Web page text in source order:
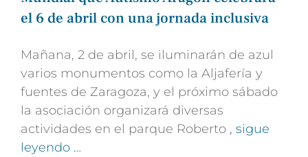
el 6 de abril con una jornada inclusiva
Mañana, 2 de abril, se iluminarán de azul
varios monumentos como la Aljafería y
fuentes de Zaragoza, y el próximo sábado
la asociación organizará diversas
actividades en el parque Roberto , sigue
leyendo …